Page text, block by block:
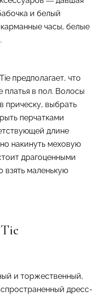
и белый
часы, белые
предполагает, что
платья в пол. Волосы
прическу, выбрать
перчатками
длине
накинуть меховую
драгоценными
маленькую
и торжественный,
дресс-